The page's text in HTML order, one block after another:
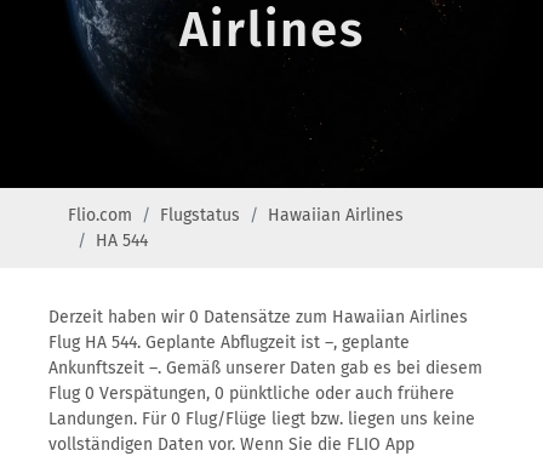
Airlines
Flio.com Flugstatus
Hawaiian Airlines
HA 544
Derzeit haben wir 0 Datensätze zum Hawaiian Airlines
Flug HA 544. Geplante Abflugzeit ist –, geplante
Ankunftszeit –. Gemäß unserer Daten gab es bei diesem
Flug 0 Verspätungen, 0 pünktliche oder auch frühere
Landungen. Für 0 Flug/Flüge liegt bzw. liegen uns keine
vollständigen Daten vor. Wenn Sie die FLIO App